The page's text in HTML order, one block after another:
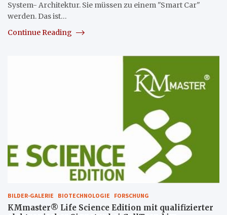
System- Architektur. Sie müssen zu einem "Smart Car"
werden. Das ist…
Continue Reading
BILDER-GALERIE BIOTECHNOLOGIE FORSCHUNG
KMmaster® Life Science Edition mit qualifizierter